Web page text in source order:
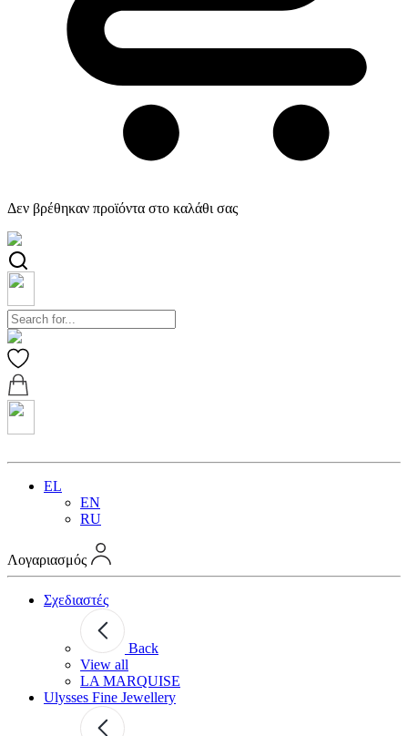
Δεν βρέθηκαν προϊόντα στο καλάθι σας
EL
EN
RU
Λογαριασμός
Σχεδιαστές
Back
View all
LA MARQUISE
Ulysses Fine Jewellery